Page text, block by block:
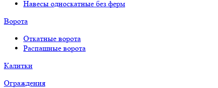
Навесы односкатные без ферм
Ворота
Откатные ворота
Распашные ворота
Калитки
Ограждения